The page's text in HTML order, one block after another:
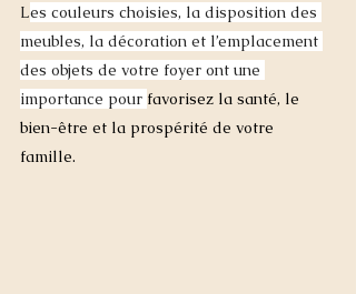
Les couleurs choisies, la disposition des
meubles, la décoration et l’emplacement
des objets de votre foyer ont une
importance pour favorisez la santé, le
bien-être et la prospérité de votre
famille.